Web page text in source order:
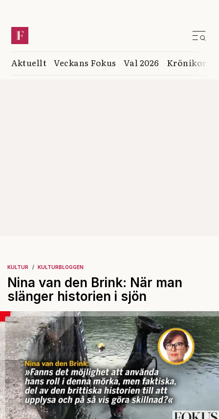
Aktuellt Veckans Fokus Val 2026 Krönikor
KULTUR KULTURBLOGGEN
Nina van den Brink: När man
slänger historien i sjön